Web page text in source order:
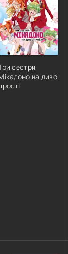
сестри
на диво